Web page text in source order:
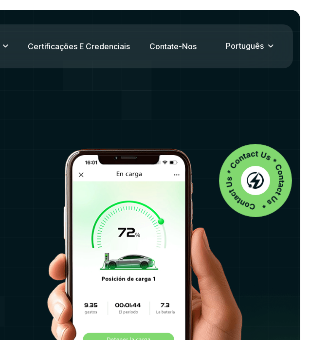
Certificações E Credenciais Contate-Nos Português